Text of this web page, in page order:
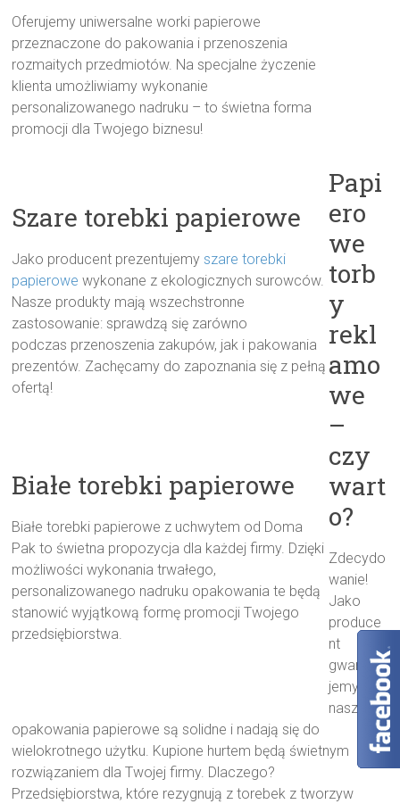
Oferujemy uniwersalne worki papierowe
przeznaczone do pakowania i przenoszenia
rozmaitych przedmiotów. Na specjalne życzenie
klienta umożliwiamy wykonanie
personalizowanego nadruku – to świetna forma
promocji dla Twojego biznesu!
Szare torebki papierowe
Jako producent prezentujemy szare torebki
papierowe wykonane z ekologicznych surowców.
Nasze produkty mają wszechstronne
zastosowanie: sprawdzą się zarówno
podczas przenoszenia zakupów, jak i pakowania
prezentów. Zachęcamy do zapoznania się z pełną
ofertą!
Białe torebki papierowe
Białe torebki papierowe z uchwytem od Doma
Pak to świetna propozycja dla każdej firmy. Dzięki
możliwości wykonania trwałego,
personalizowanego nadruku opakowania te będą
stanowić wyjątkową formę promocji Twojego
przedsiębiorstwa.
Papi
ero
we
torb
y
rekl
amo
we
–
czy
wart
o?
Zdecydo
wanie!
Jako
produce
nt
gwarantu
jemy, że
nasze
opakowania papierowe są solidne i nadają się do
wielokrotnego użytku. Kupione hurtem będą świetnym
rozwiązaniem dla Twojej firmy. Dlaczego?
Przedsiębiorstwa, które rezygnują z torebek z tworzyw